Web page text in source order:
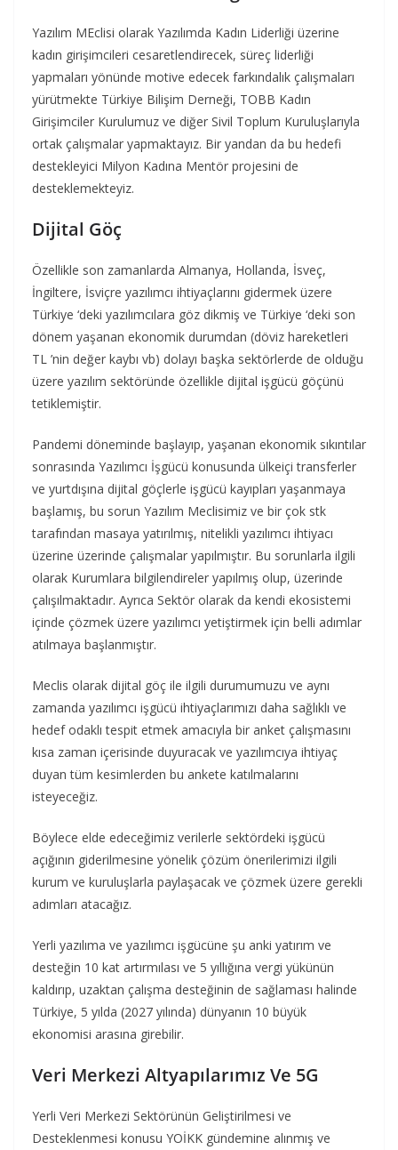
Yazılım MEclisi olarak Yazılımda Kadın Liderliği üzerine
kadın girişimcileri cesaretlendirecek, süreç liderliği
yapmaları yönünde motive edecek farkındalık çalışmaları
yürütmekte Türkiye Bilişim Derneği, TOBB Kadın
Girişimciler Kurulumuz ve diğer Sivil Toplum Kuruluşlarıyla
ortak çalışmalar yapmaktayız. Bir yandan da bu hedefi
destekleyici Milyon Kadına Mentör projesini de
desteklemekteyiz.
Dijital Göç
Özellikle son zamanlarda Almanya, Hollanda, İsveç,
İngiltere, İsviçre yazılımcı ihtiyaçlarını gidermek üzere
Türkiye ‘deki yazılımcılara göz dikmiş ve Türkiye ‘deki son
dönem yaşanan ekonomik durumdan (döviz hareketleri
TL ’nin değer kaybı vb) dolayı başka sektörlerde de olduğu
üzere yazılım sektöründe özellikle dijital işgücü göçünü
tetiklemiştir.
Pandemi döneminde başlayıp, yaşanan ekonomik sıkıntılar
sonrasında Yazılımcı İşgücü konusunda ülkeiçi transferler
ve yurtdışına dijital göçlerle işgücü kayıpları yaşanmaya
başlamış, bu sorun Yazılım Meclisimiz ve bir çok stk
tarafından masaya yatırılmış, nitelikli yazılımcı ihtiyacı
üzerine üzerinde çalışmalar yapılmıştır. Bu sorunlarla ilgili
olarak Kurumlara bilgilendireler yapılmış olup, üzerinde
çalışılmaktadır. Ayrıca Sektör olarak da kendi ekosistemi
içinde çözmek üzere yazılımcı yetiştirmek için belli adımlar
atılmaya başlanmıştır.
Meclis olarak dijital göç ile ilgili durumumuzu ve aynı
zamanda yazılımcı işgücü ihtiyaçlarımızı daha sağlıklı ve
hedef odaklı tespit etmek amacıyla bir anket çalışmasını
kısa zaman içerisinde duyuracak ve yazılımcıya ihtiyaç
duyan tüm kesimlerden bu ankete katılmalarını
isteyeceğiz.
Böylece elde edeceğimiz verilerle sektördeki işgücü
açığının giderilmesine yönelik çözüm önerilerimizi ilgili
kurum ve kuruluşlarla paylaşacak ve çözmek üzere gerekli
adımları atacağız.
Yerli yazılıma ve yazılımcı işgücüne şu anki yatırım ve
desteğin 10 kat artırmılası ve 5 yıllığına vergi yükünün
kaldırıp, uzaktan çalışma desteğinin de sağlaması halinde
Türkiye, 5 yılda (2027 yılında) dünyanın 10 büyük
ekonomisi arasına girebilir.
Veri Merkezi Altyapılarımız Ve 5G
Yerli Veri Merkezi Sektörünün Geliştirilmesi ve
Desteklenmesi konusu YOİKK gündemine alınmış ve